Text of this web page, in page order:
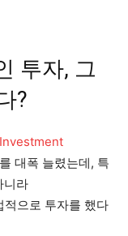
투자, 그
?
대폭 늘렸는데, 특
니라
적으로 투자를 했다